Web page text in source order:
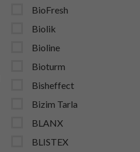
BioFresh
Biolik
Bioline
Bioturm
Bisheffect
Bizim Tarla
BLANX
BLISTEX